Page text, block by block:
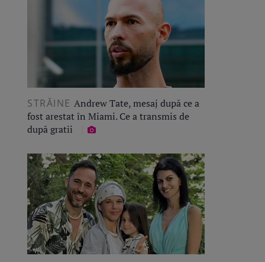
STRĂINE Andrew Tate, mesaj după ce a
fost arestat în Miami. Ce a transmis de
după gratii